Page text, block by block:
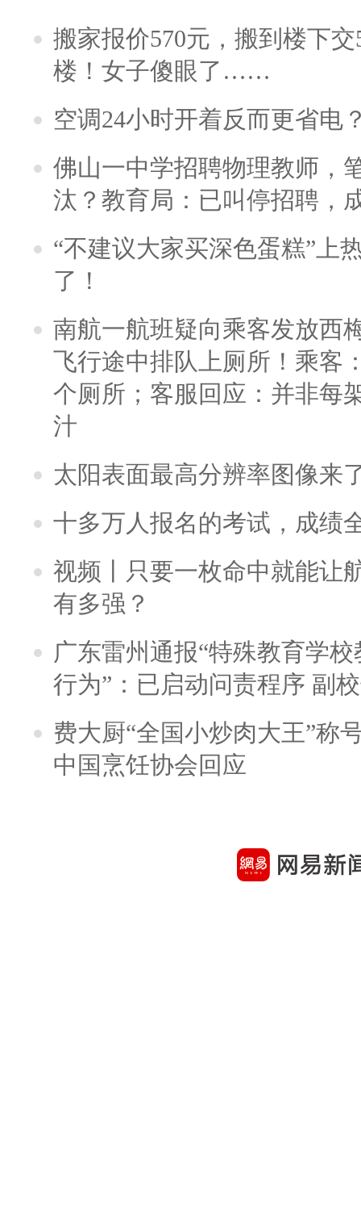
搬家报价570元，搬到楼下
楼！女子傻眼了……
空调24小时开着反而更省电
佛山一中学招聘物理教师，
汰？教育局：已叫停招聘，
“不建议大家买深色蛋糕”上
了！
南航一航班疑向乘客发放西
飞行途中排队上厕所！乘客
个厕所；客服回应：并非每
汁
太阳表面最高分辨率图像来
十多万人报名的考试，成绩
视频丨只要一枚命中就能让
有多强？
广东雷州通报“特殊教育学
行为”：已启动问责程序 副
费大厨“全国小炒肉大王”称
中国烹饪协会回应